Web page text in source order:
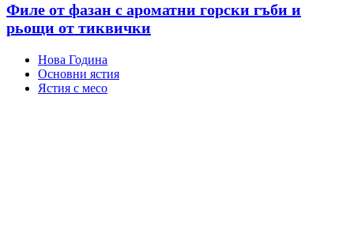
Филе от фазан с ароматни горски гъби и
рьощи от тиквички
Нова Година
Основни ястия
Ястия с месо